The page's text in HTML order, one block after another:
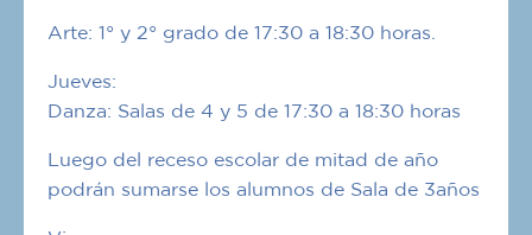
Arte: 1° y 2° grado de 17:30 a 18:30 horas.
Jueves:
Danza: Salas de 4 y 5 de 17:30 a 18:30 horas
Luego del receso escolar de mitad de año
podrán sumarse los alumnos de Sala de 3años